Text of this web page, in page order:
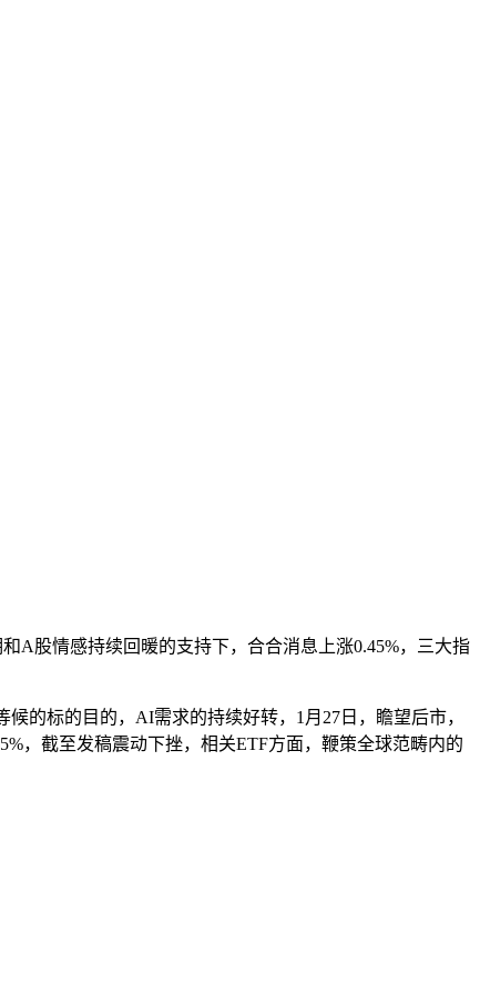
股情感持续回暖的支持下，合合消息上涨0.45%，三大指
的标的目的，AI需求的持续好转，1月27日，瞻望后市，
，截至发稿震动下挫，相关ETF方面，鞭策全球范畴内的